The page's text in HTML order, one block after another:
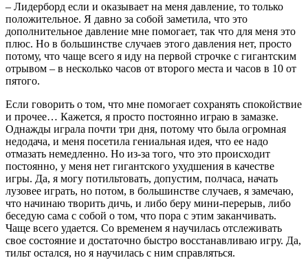
– Лидерборд если и оказывает на меня давление, то только
положительное. Я давно за собой заметила, что это
дополнительное давление мне помогает, так что для меня это
плюс. Но в большинстве случаев этого давления нет, просто
потому, что чаще всего я иду на первой строчке с гигантским
отрывом – в несколько часов от второго места и часов в 10 от
пятого.
Если говорить о том, что мне помогает сохранять спокойствие
и прочее… Кажется, я просто постоянно играю в замазке.
Однажды играла почти три дня, потому что была огромная
недодача, и меня посетила гениальная идея, что ее надо
отмазать немедленно. Но из-за того, что это происходит
постоянно, у меня нет гигантского ухудшения в качестве
игры. Да, я могу потильтовать, допустим, полчаса, начать
лузовее играть, но потом, в большинстве случаев, я замечаю,
что начинаю творить дичь, и либо беру мини-перерыв, либо
беседую сама с собой о том, что пора с этим заканчивать.
Чаще всего удается. Со временем я научилась отслеживать
свое состояние и достаточно быстро восстанавливаю игру. Да,
тильт остался, но я научилась с ним справляться.